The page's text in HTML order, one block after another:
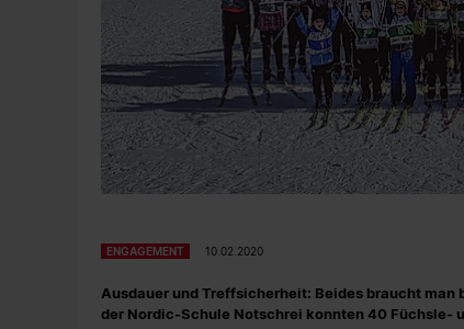
ENGAGEMENT 10.02.2020
Ausdauer und Treffsicherheit: Beides braucht
der Nordic-Schule Notschrei konnten 40 Füchsle-